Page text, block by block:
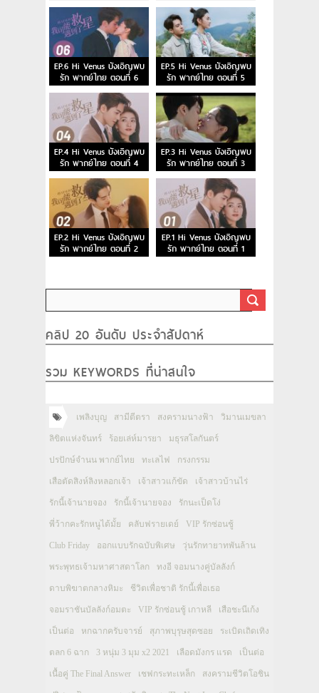
EP.6 Hi Venus บังเอิญพบ
รัก พากย์ไทย ตอนที่ 6
EP.5 Hi Venus บังเอิญพบ
รัก พากย์ไทย ตอนที่ 5
EP.4 Hi Venus บังเอิญพบ
รัก พากย์ไทย ตอนที่ 4
EP.3 Hi Venus บังเอิญพบ
รัก พากย์ไทย ตอนที่ 3
EP.2 Hi Venus บังเอิญพบ
รัก พากย์ไทย ตอนที่ 2
EP.1 Hi Venus บังเอิญพบ
รัก พากย์ไทย ตอนที่ 1
คลิป 20 อันดับ ประจำสัปดาห์
รวม KEYWORDS ที่น่าสนใจ
เพลิงบุญ สามีตีตรา สงครามนางฟ้า วิมานเมขลา
ลิขิตแห่งจันทร์ ร้อยเล่ห์มารยา มธุรสโลกันตร์
ปรปักษ์จำนน พากย์ไทย ทะเลไฟ กรงกรรม
เสือตัดสิงห์ลิงหลอกเจ้า เจ้าสาวแก้ขัด เจ้าสาวบ้านไร่
รักนี้เจ้านายจอง รักนี้เจ้านายจอง รักนะเป็ดโง่
พี่ว้ากคะรักหนูได้มั้ย คลับฟรายเดย์ VIP รักซ่อนชู้
Club Friday ออกแบบรักฉบับพิเศษ วุ่นรักทายาทพันล้าน
พระพุทธเจ้ามหาศาสดาโลก ทงอี จอมนางคู่บัลลังก์
ดาบพิฆาตกลางหิมะ ชีวิตเพื่อชาติ รักนี้เพื่อเธอ
จอมราชันบัลลังก์อมตะ VIP รักซ่อนชู้ เกาหลี เสือชะนีเก้ง
เป็นต่อ หกฉากครับจารย์ สุภาพบุรุษสุดซอย ระเบิดเถิดเทิง
ตลก 6 ฉาก 3 หนุ่ม 3 มุม x2 2021 เลือดมังกร แรด เป็นต่อ
เนื้อคู่ The Final Answer เชฟกระทะเหล็ก สงครามชีวิตโอชิน